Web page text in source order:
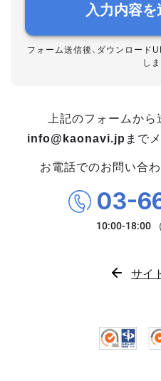
入力内容を
フォーム送信後、ダウンロード
しま
上記のフォームから
info@kaonavi.jp まで
お電話でのお問い合
03-
サイ